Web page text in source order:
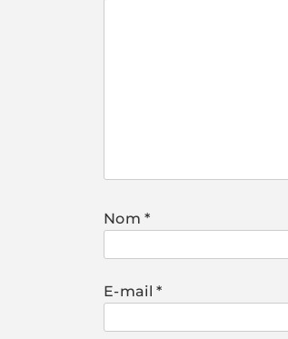
Nom*
E-mail*